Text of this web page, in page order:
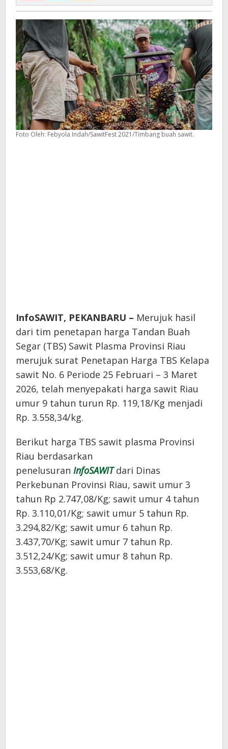
per
Kg
Foto Oleh: Febyola Indah/SawitFest 2021/Timbang buah sawit.
InfoSAWIT, PEKANBARU – Merujuk hasil
dari tim penetapan harga Tandan Buah
Segar (TBS) Sawit Plasma Provinsi Riau
merujuk surat Penetapan Harga TBS Kelapa
sawit No. 6 Periode 25 Februari – 3 Maret
2026, telah menyepakati harga sawit Riau
umur 9 tahun turun Rp. 119,18/Kg menjadi
Rp. 3.558,34/kg.
Berikut harga TBS sawit plasma Provinsi
Riau berdasarkan
penelusuran InfoSAWIT dari Dinas
Perkebunan Provinsi Riau, sawit umur 3
tahun Rp 2.747,08/Kg; sawit umur 4 tahun
Rp. 3.110,01/Kg; sawit umur 5 tahun Rp.
3.294,82/Kg; sawit umur 6 tahun Rp.
3.437,70/Kg; sawit umur 7 tahun Rp.
3.512,24/Kg; sawit umur 8 tahun Rp.
3.553,68/Kg.